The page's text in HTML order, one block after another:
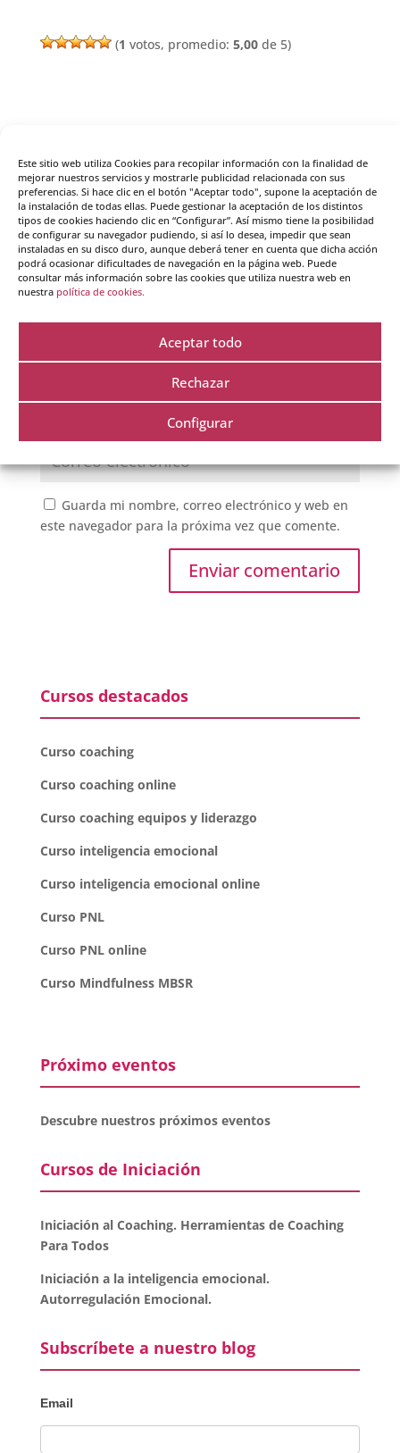
Este sitio web utiliza Cookies para recopilar información con la finalidad de
mejorar nuestros servicios y mostrarle publicidad relacionada con sus
preferencias. Si hace clic en el botón "Aceptar todo", supone la aceptación de
la instalación de todas ellas. Puede gestionar la aceptación de los distintos
tipos de cookies haciendo clic en “Configurar”. Así mismo tiene la posibilidad
de configurar su navegador pudiendo, si así lo desea, impedir que sean
instaladas en su disco duro, aunque deberá tener en cuenta que dicha acción
podrá ocasionar dificultades de navegación en la página web. Puede
consultar más información sobre las cookies que utiliza nuestra web en
nuestra política de cookies.
Aceptar todo
Rechazar
Configurar
(1 votos, promedio: 5,00de 5)
Tu dirección de correo electrónico no será publicada.
Los campos obligatorios están marcados con*
Guarda mi nombre, correo electrónico y web en
este navegador para la próxima vez que comente.
Cursos destacados
Curso coaching
Curso coaching online
Curso coaching equipos y liderazgo
Curso inteligencia emocional
Curso inteligencia emocional online
Curso PNL
Curso PNL online
Curso Mindfulness MBSR
Próximo eventos
Descubre nuestros próximos eventos
Cursos de Iniciación
Iniciación al Coaching. Herramientas de Coaching
Para Todos
Iniciación a la inteligencia emocional.
Autorregulación Emocional.
Subscríbete a nuestro blog
Email